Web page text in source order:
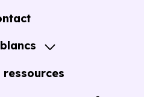
neuf en VEFA